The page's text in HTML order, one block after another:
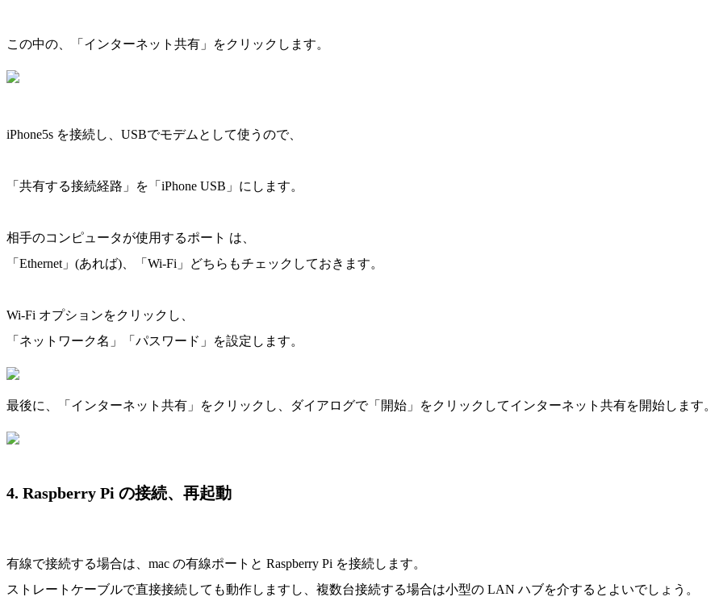
この中の、「インターネット共有」をクリックします。
iPhone5s を接続し、USBでモデムとして使うので、
「共有する接続経路」を「iPhone USB」にします。
相手のコンピュータが使用するポート は、
「Ethernet」(あれば)、「Wi-Fi」どちらもチェックしておきます。
Wi-Fi オプションをクリックし、
「ネットワーク名」「パスワード」を設定します。
最後に、「インターネット共有」をクリックし、ダイアログで「開始」をクリックしてインターネット共有を開始します。
4. Raspberry Pi の接続、再起動
有線で接続する場合は、mac の有線ポートと Raspberry Pi を接続します。
ストレートケーブルで直接接続しても動作しますし、複数台接続する場合は小型の LAN ハブを介するとよいでしょう。